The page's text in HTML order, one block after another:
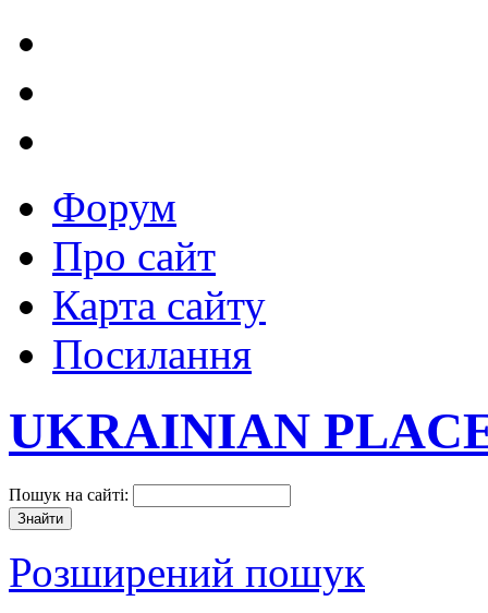
Форум
Про сайт
Карта сайту
Посилання
UKRAINIAN
Пошук на сайті:
Розширений пошук